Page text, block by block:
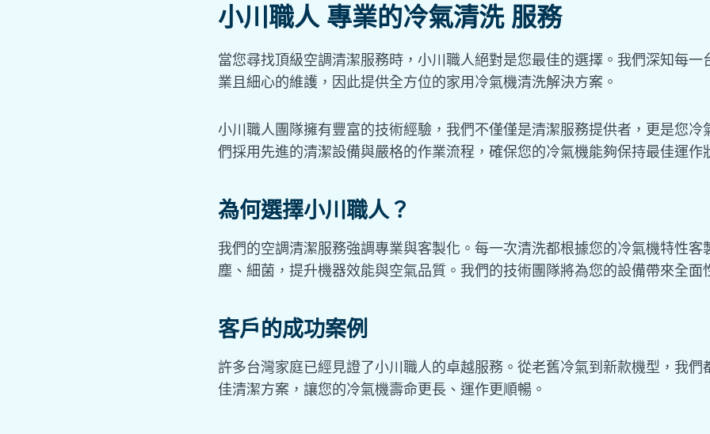
小川職人 專業的冷氣清洗 服務
當您尋找頂級空調清潔服務時，小川職人絕對是您最佳的選擇。我們深知每一
業且細心的維護，因此提供全方位的家用冷氣機清洗解決方案。
小川職人團隊擁有豐富的技術經驗，我們不僅僅是清潔服務提供者，更是您冷
們採用先進的清潔設備與嚴格的作業流程，確保您的冷氣機能夠保持最佳運作
為何選擇小川職人？
我們的空調清潔服務強調專業與客製化。每一次清洗都根據您的冷氣機特性客
塵、細菌，提升機器效能與空氣品質。我們的技術團隊將為您的設備帶來全面
客戶的成功案例
許多台灣家庭已經見證了小川職人的卓越服務。從老舊冷氣到新款機型，我們
佳清潔方案，讓您的冷氣機壽命更長、運作更順暢。